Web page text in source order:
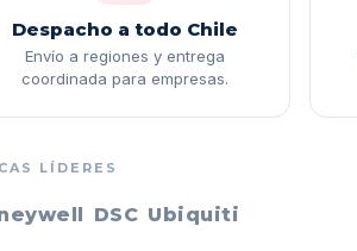
Despacho a todo Chile
Envío a regiones y entrega
coordinada para empresas.
LÍDERES
DSC Ubiquiti